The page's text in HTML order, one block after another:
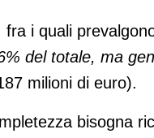
fra i quali
del totale, ma
milioni di euro).
bisogna